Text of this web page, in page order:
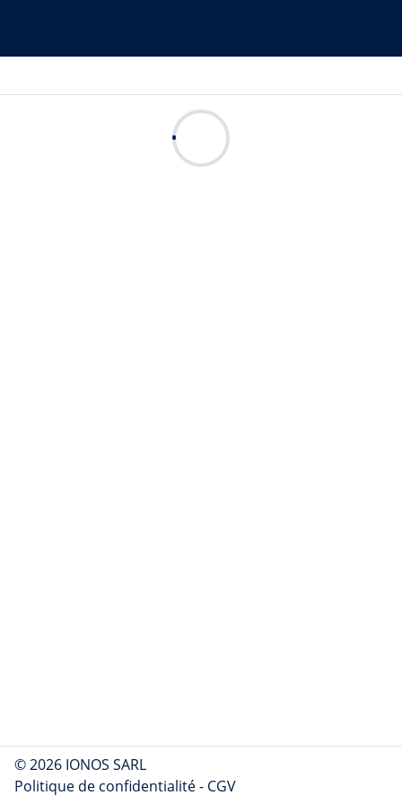
© 2026 IONOS SARL
Politique de confidentialité- CGV